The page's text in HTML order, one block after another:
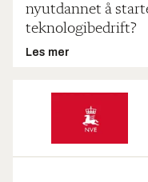
nyutdannet å
teknologibedrift?
Les mer